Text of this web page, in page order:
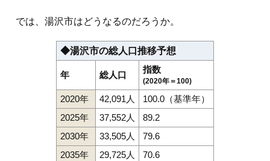
では、湯沢市はどうなるのだろうか。
◆湯沢市の総人口推移予想
年 総人口
指数
(2020年＝100)
2020年 42,091人
100.0（基準年）
2025年
37,552人
89.2
2030年
33,505人
79.6
2035年
29,725人
70.6